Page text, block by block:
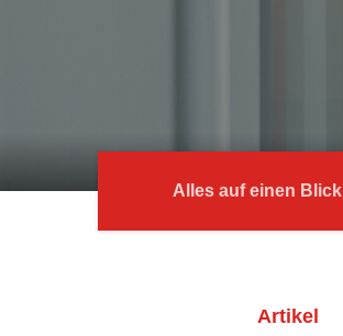
Alles auf einen Blick
Artikel